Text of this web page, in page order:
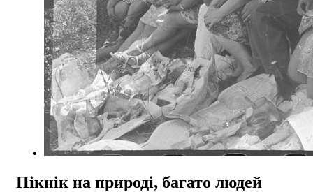
Пікнік на природі, багато людей